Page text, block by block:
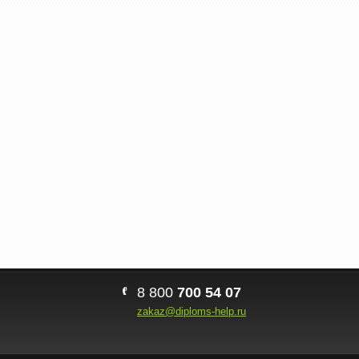
8 800 700 54 07
zakaz@diploms-help.ru